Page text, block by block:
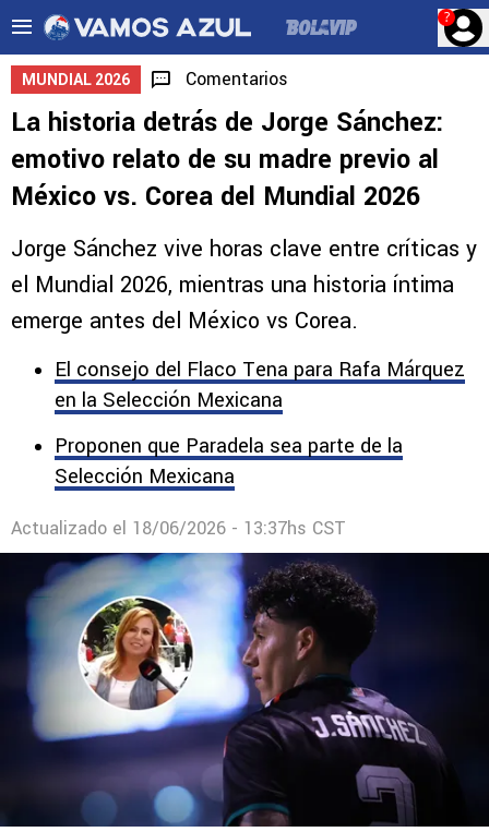
?
MUNDIAL 2026 Comentarios
La historia detrás de Jorge Sánchez:
emotivo relato de su madre previo al
México vs. Corea del Mundial 2026
Jorge Sánchez vive horas clave entre críticas y
el Mundial 2026, mientras una historia íntima
emerge antes del México vs Corea.
El consejo del Flaco Tena para Rafa Márquez
en la Selección Mexicana
Proponen que Paradela sea parte de la
Selección Mexicana
Actualizado el 18/06/2026 - 13:37hs CST